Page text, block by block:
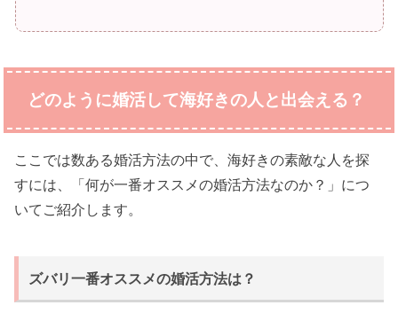
どのように婚活して海好きの人と出会える？
ここでは数ある婚活方法の中で、海好きの素敵な人を探
すには、「何が一番オススメの婚活方法なのか？」につ
いてご紹介します。
ズバリ一番オススメの婚活方法は？